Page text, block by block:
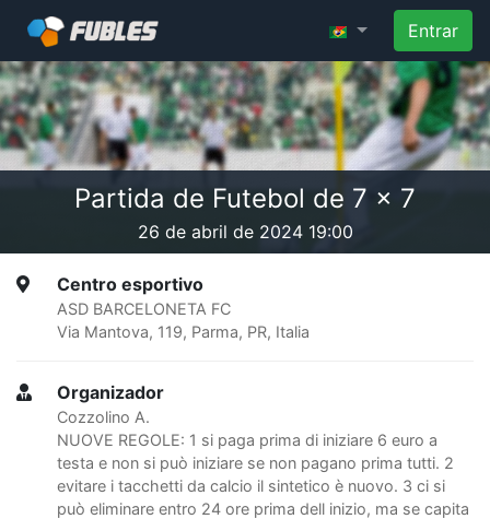
Entrar
Partida de Futebol de 7 x 7
26 de abril de 2024 19:00
Centro esportivo
ASD BARCELONETA FC
Via Mantova, 119, Parma, PR, Italia
Organizador
Cozzolino A.
NUOVE REGOLE: 1 si paga prima di iniziare 6 euro a
testa e non si può iniziare se non pagano prima tutti. 2
evitare i tacchetti da calcio il sintetico è nuovo. 3 ci si
può eliminare entro 24 ore prima dell inizio, ma se capita